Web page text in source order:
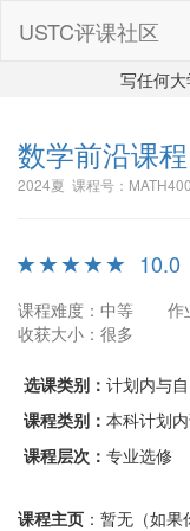
USTC评课社区
写任何
数学前沿课程
2024夏 课程号：
10.0
课程难度：中等
作
收获大小：很多
选课类别： 计划内与
课程类别： 本科计划
课程层次： 专业选修
课程主页 ：暂无（如果